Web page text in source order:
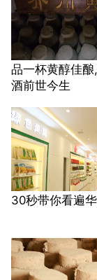
品一杯黄醇佳
酒前世今生
30秒带你看遍